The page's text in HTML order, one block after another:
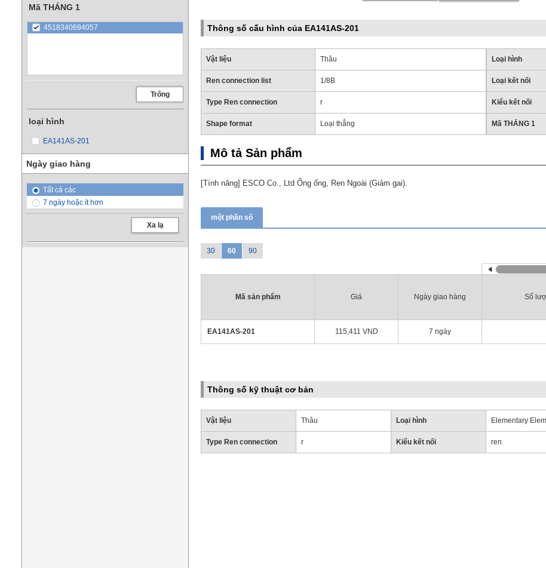
Mã THÁNG 1
4518340694057
Trống
loại hình
EA141AS-201
Ngày giao hàng
Tất cả các
7 ngày hoặc ít hơn
Xa lạ
Thông số cấu hình của EA141AS-201
Vật liệu Thâu Loại hình
Ren connection list 1/8B Loại kết nối
Type Ren connection r Kiểu kết nối
Shape format Loại thẳng Mã THẮNG 1
Mô tả Sản phẩm
[Tính năng] ESCO Co., Ltd Ống ống, Ren Ngoài (Giảm gai).
một phần số
30 60 90
Mã sản phẩm
EA141AS-201
Giá Ngày giao hàng
115,411 VND 7 ngày
Số
Thông số kỹ thuật cơ bản
Vật liệu Thâu Loại hình Elementary
Type Ren connection r Kiểu kết nối ren